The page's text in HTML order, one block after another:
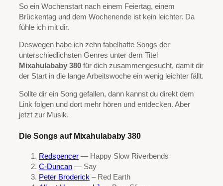
So ein Wochenstart nach einem Feiertag, einem
Brückentag und dem Wochenende ist kein leichter. Da
fühle ich mit dir.
Deswegen habe ich zehn fabelhafte Songs der
unterschiedlichsten Genres unter dem Titel
Mixahulababy 380 für dich zusammengesucht, damit dir
der Start in die lange Arbeitswoche ein wenig leichter fällt.
Sollte dir ein Song gefallen, dann kannst du direkt dem
Link folgen und dort mehr hören und entdecken. Aber
jetzt zur Musik.
Die Songs auf Mixahulababy 380
Redspencer — Happy Slow Riverbends
C-Duncan — Say
Peter Broderick – Red Earth